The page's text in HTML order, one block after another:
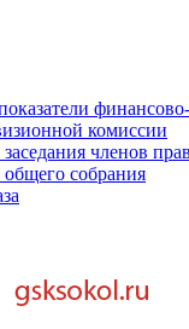
комиссии
членов
собрания